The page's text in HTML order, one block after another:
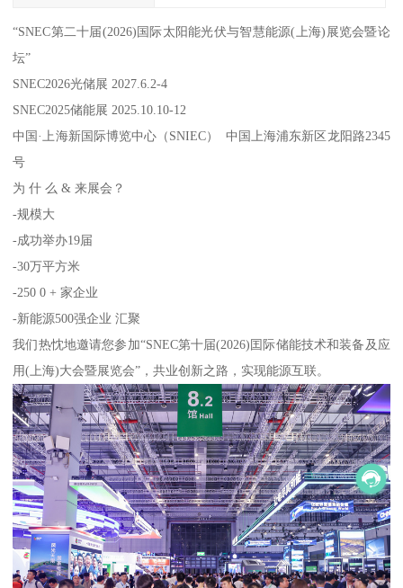
“SNEC第二十届(2026)国际太阳能光伏与智慧能源(上海)展览会暨论
坛”
SNEC2026光储展 2027.6.2-4
SNEC2025储能展 2025.10.10-12
中国·上海新国际博览中心（SNIEC） 中国上海浦东新区龙阳路2345
号
为 什 么 & 来展会？
-规模大
-成功举办19届
-30万平方米
-250 0 + 家企业
-新能源500强企业 汇聚
我们热忱地邀请您参加“SNEC第十届(2026)囯际储能技术和装备及应
用(上海)大会暨展览会”，共业创新之路，实现能源互联。